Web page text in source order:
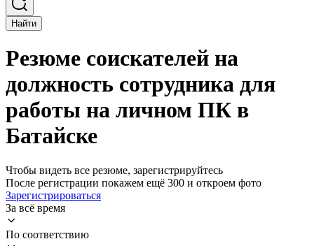
Найти
Резюме соискателей на
должность сотрудника для
работы на личном ПК в
Батайске
Чтобы видеть все резюме, зарегистрируйтесь
После регистрации покажем ещё 300 и откроем фото
Зарегистрироваться
За всё время
По соответствию